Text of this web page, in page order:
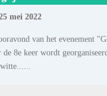
mei 2022
van het evenement
8e keer wordt